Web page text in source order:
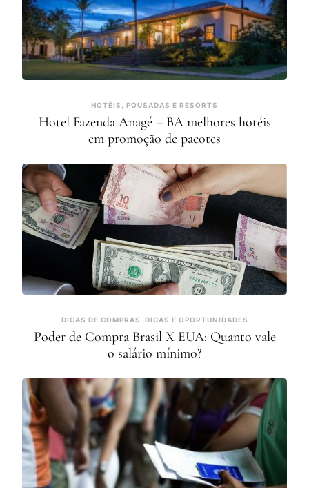
HOTÉIS, POUSADAS E RESORTS
Hotel Fazenda Anagé – BA melhores hotéis
em promoção de pacotes
DICAS DE COMPRAS DICAS E OPORTUNIDADES
Poder de Compra Brasil X EUA: Quanto vale
o salário mínimo?